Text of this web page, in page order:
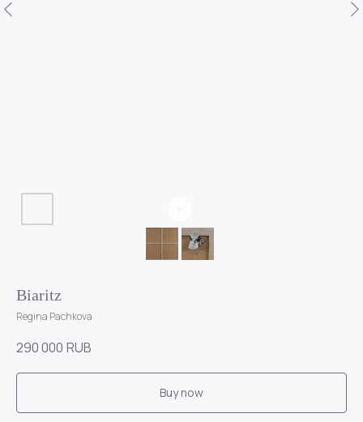
Biaritz
Regina Pachkova
290 000 RUB
Buy now